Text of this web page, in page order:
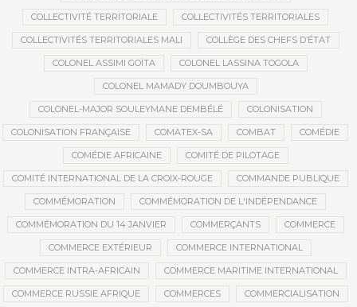
COLLECTIVITÉ TERRITORIALE COLLECTIVITÉS TERRITORIALES
COLLECTIVITÉS TERRITORIALES MALI COLLÈGE DES CHEFS D’ÉTAT
COLONEL ASSIMI GOÏTA COLONEL LASSINA TOGOLA
COLONEL MAMADY DOUMBOUYA
COLONEL-MAJOR SOULEYMANE DEMBÉLÉ COLONISATION
COLONISATION FRANÇAISE COMATEX-SA COMBAT COMÉDIE
COMÉDIE AFRICAINE COMITÉ DE PILOTAGE
COMITÉ INTERNATIONAL DE LA CROIX-ROUGE COMMANDE PUBLIQUE
COMMÉMORATION COMMÉMORATION DE L'INDÉPENDANCE
COMMÉMORATION DU 14 JANVIER COMMERÇANTS COMMERCE
COMMERCE EXTÉRIEUR COMMERCE INTERNATIONAL
COMMERCE INTRA-AFRICAIN COMMERCE MARITIME INTERNATIONAL
COMMERCE RUSSIE AFRIQUE COMMERCES COMMERCIALISATION